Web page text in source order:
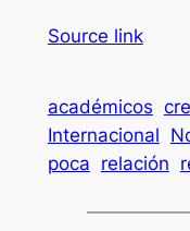
Source link
académicos
Internacional
poca relación